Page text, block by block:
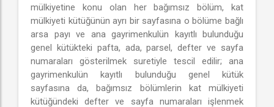
mülkiyetine konu olan her bağımsız bölüm, kat
mülkiyeti kütüğünün ayrı bir sayfasına o bölüme bağlı
arsa payı ve ana gayrimenkulün kayıtlı bulunduğu
genel kütükteki pafta, ada, parsel, defter ve sayfa
numaraları gösterilmek suretiyle tescil edilir; ana
gayrimenkulün kayıtlı bulunduğu genel kütük
sayfasına da, bağımsız bölümlerin kat mülkiyeti
kütüğündeki defter ve sayfa numaraları işlenmek